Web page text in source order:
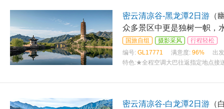
密云清凉谷-黑龙潭2日游 （
众多景区中更是独树一帜，
国旅自组 摄影采风
行程轻松
编号: GL17771 满意度: 96%
出
特色:★全程空调大巴往返指定地点接
密云清凉谷-白龙潭2日游 （